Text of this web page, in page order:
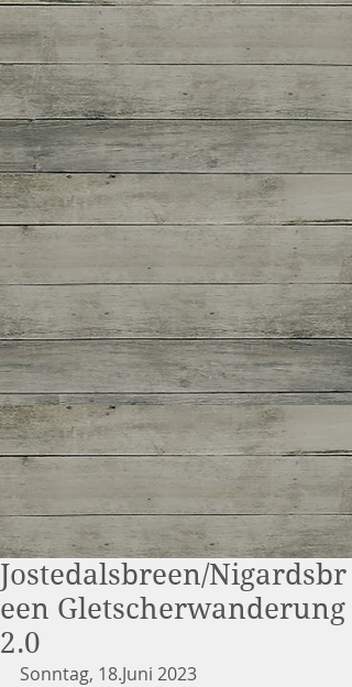
Jostedalsbreen/Nigardsbr
een Gletscherwanderung
2.0
Sonntag, 18.Juni 2023